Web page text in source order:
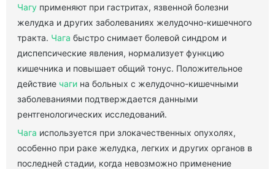
Чагу применяют при гастритах, язвенной болезни
желудка и других заболеваниях желудочно-кишечного
тракта. Чага быстро снимает болевой синдром и
диспепсические явления, нормализует функцию
кишечника и повышает общий тонус. Положительное
действие чаги на больных с желудочно-кишечными
заболеваниями подтверждается данными
рентгенологических исследований.
Чага используется при злокачественных опухолях,
особенно при раке желудка, легких и других органов в
последней стадии, когда невозможно применение